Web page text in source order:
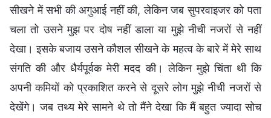
सीखने में सभी की अगुआई नहीं की, लेकिन जब सुपरवाइजर को पता
चला तो उसने मुझ पर दोष नहीं डाला या मुझे नीची नजरों से नहीं
देखा। इसके बजाय उसने कौशल सीखने के महत्व के बारे में मेरे साथ
संगति की और धैर्यपूर्वक मेरी मदद की। लेकिन मुझे चिंता थी कि
अपनी कमियों को प्रकाशित करने से दूसरे लोग मुझे नीची नजरों से
देखेंगे। जब तथ्य मेरे सामने थे तो मैंने देखा कि मैं बहुत ज्यादा सोच